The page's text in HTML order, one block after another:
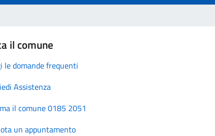
il comune
le domande frequenti
Assistenza
il comune 0185 2051
un appuntamento